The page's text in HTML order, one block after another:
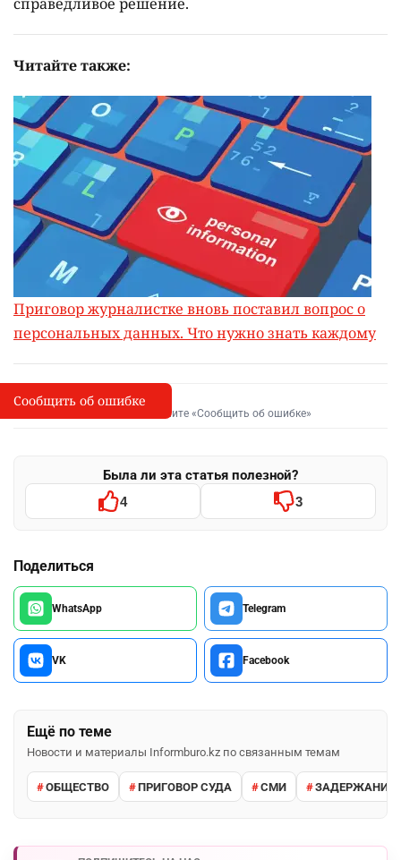
Читайте также:
Приговор журналистке вновь поставил вопрос о
персональных данных. Что нужно знать каждому
I
Сообщить об опечатке
Выделите фрагмент и нажмите «Сообщить об ошибке»
Была ли эта статья полезной?
4 3
Поделиться
WhatsApp Telegram
VK Facebook
Ещё по теме
Новости и материалы Informburo.kz по связанным темам
ОБЩЕСТВО ПРИГОВОР СУДА СМИ ЗАДЕРЖАНИЕ
Сообщить об ошибке